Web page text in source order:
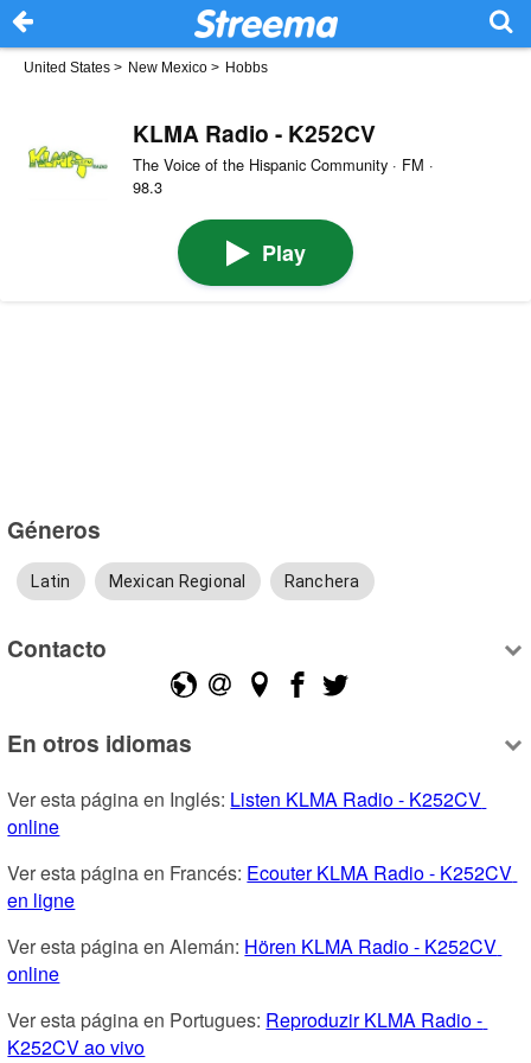
United States > New Mexico > Hobbs
KLMA Radio - K252CV
The Voice of the Hispanic Community · FM ·
98.3
Play
Géneros
Latin Mexican Regional Ranchera
Contacto
En otros idiomas
Ver esta página en Inglés: Listen KLMA Radio - K252CV
online
Ver esta página en Francés: Ecouter KLMA Radio - K252CV
en ligne
Ver esta página en Alemán: Hören KLMA Radio - K252CV
online
Ver esta página en Portugues: Reproduzir KLMA Radio -
K252CV ao vivo